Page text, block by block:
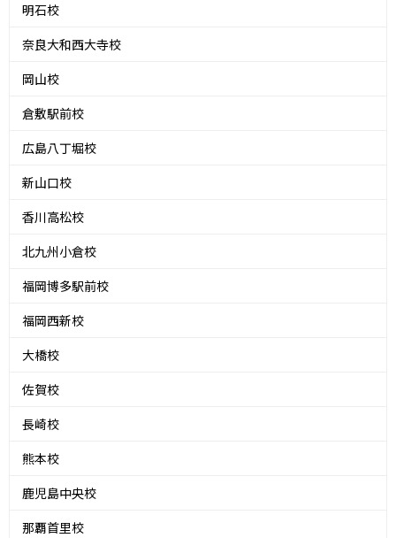
明石校
奈良大和西大寺校
岡山校
倉敷駅前校
広島八丁堀校
新山口校
香川高松校
北九州小倉校
福岡博多駅前校
福岡西新校
大橋校
佐賀校
長崎校
熊本校
鹿児島中央校
那覇首里校